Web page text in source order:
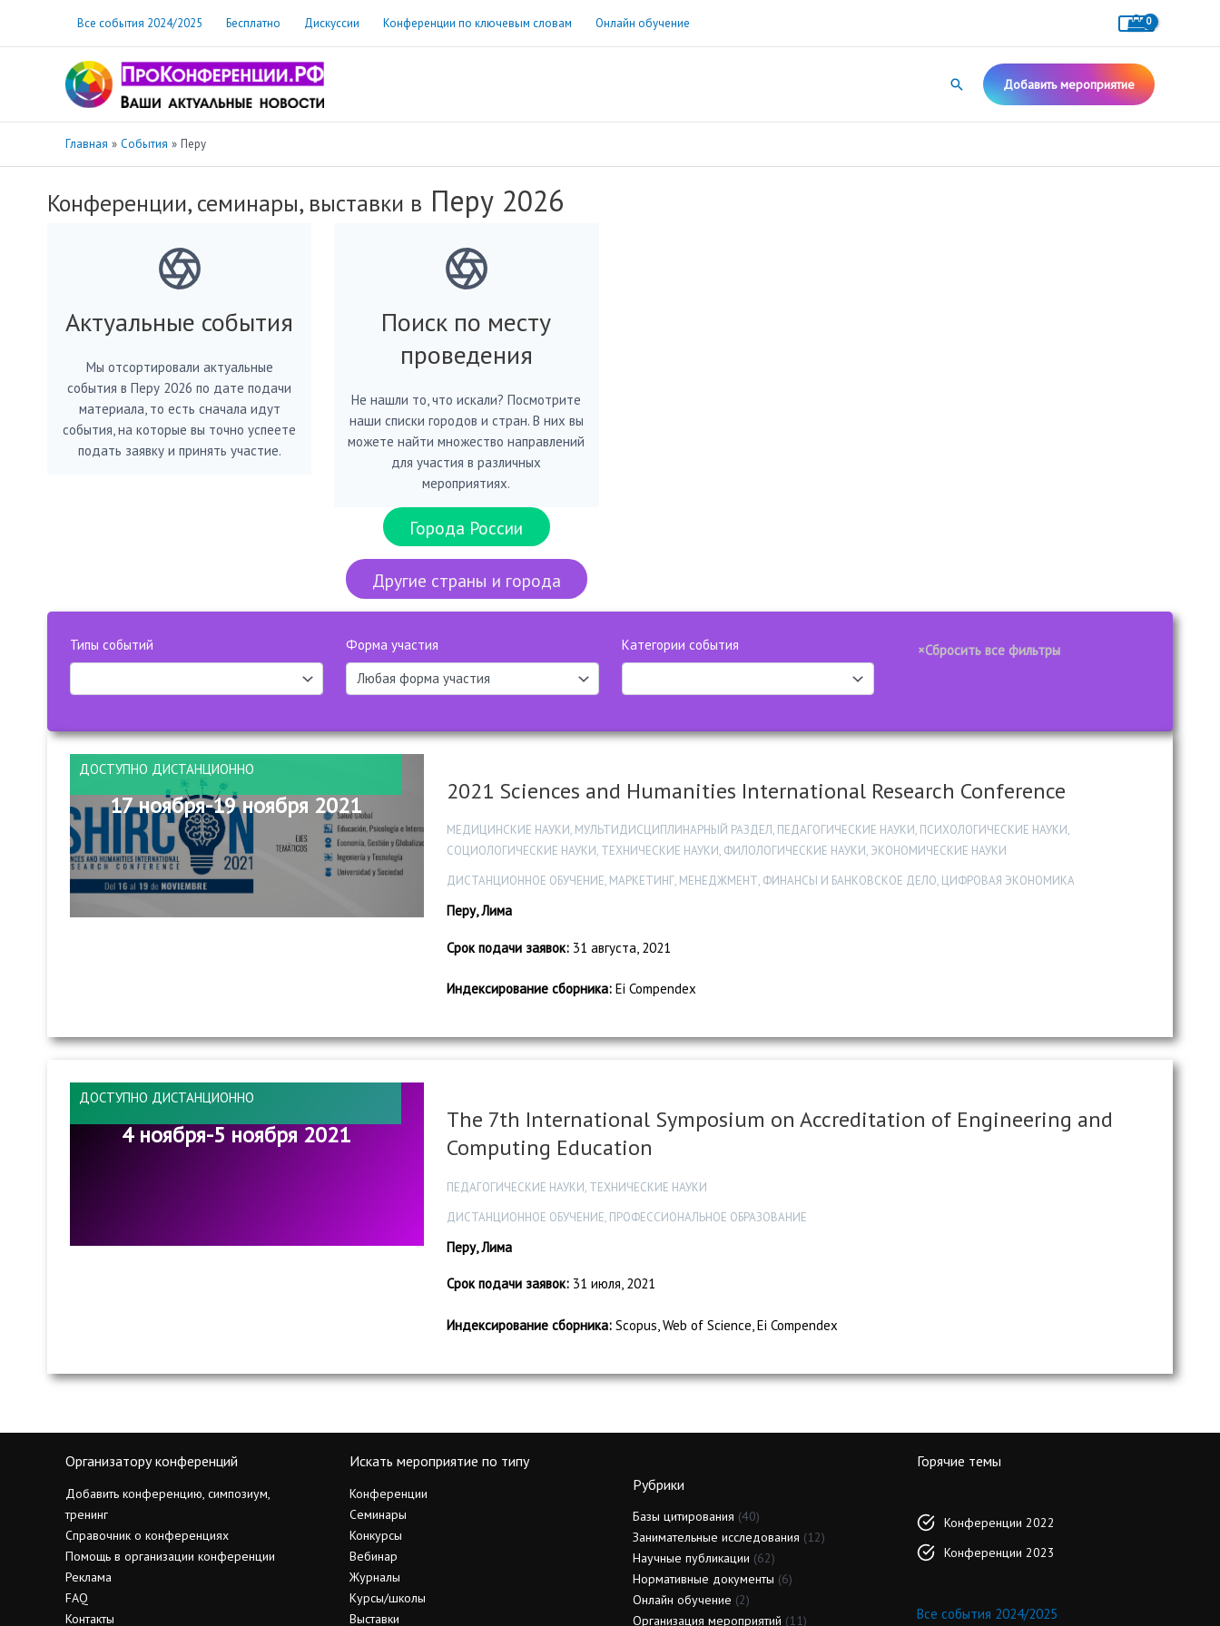
содержимому
Все события 2024/2025 Бесплатно Дискуссии Конференции по ключевым словам Онлайн обучение
Поиск Добавить мероприятие
Главная События Перу
Конференции, семинары, выставки в Перу 2026
Актуальные события
Мы отсортировали актуальные
события в Перу 2026 по дате подачи
материала, то есть сначала идут
события, на которые вы точно успеете
подать заявку и принять участие.
Поиск по месту
проведения
Не нашли то, что искали? Посмотрите
наши списки городов и стран. В них вы
можете найти множество направлений
для участия в различных
мероприятиях.
Города России
Другие страны и города
Типы событий Форма участия Категории события
ДОСТУПНО ДИСТАНЦИОННО
17 ноября-19 ноября 2021
2021 Sciences and Humanities International Research Conference
МЕДИЦИНСКИЕ НАУКИ, МУЛЬТИДИСЦИПЛИНАРНЫЙ РАЗДЕЛ, ПЕДАГОГИЧЕСКИЕ НАУКИ, ПСИХОЛОГИЧЕСКИЕ НАУКИ,
СОЦИОЛОГИЧЕСКИЕ НАУКИ, ТЕХНИЧЕСКИЕ НАУКИ, ФИЛОЛОГИЧЕСКИЕ НАУКИ, ЭКОНОМИЧЕСКИЕ НАУКИ
ДИСТАНЦИОННОЕ ОБУЧЕНИЕ, МАРКЕТИНГ, МЕНЕДЖМЕНТ, ФИНАНСЫ И БАНКОВСКОЕ ДЕЛО, ЦИФРОВАЯ ЭКОНОМИКА
Перу, Лима
Срок подачи заявок: 31 августа, 2021
Индексирование сборника: Ei Compendex
ДОСТУПНО ДИСТАНЦИОННО
4 ноября-5 ноября 2021
The 7th International Symposium on Accreditation of Engineering and
Computing Education
ПЕДАГОГИЧЕСКИЕ НАУКИ, ТЕХНИЧЕСКИЕ НАУКИ
ДИСТАНЦИОННОЕ ОБУЧЕНИЕ, ПРОФЕССИОНАЛЬНОЕ ОБРАЗОВАНИЕ
Перу, Лима
Срок подачи заявок: 31 июля, 2021
Индексирование сборника: Scopus, Web of Science, Ei Compendex
Организатору конференций
Добавить конференцию, симпозиум,
тренинг
Справочник о конференциях
Помощь в организации конференции
Реклама
FAQ
Контакты
Искать мероприятие по типу
Конференции
Семинары
Конкурсы
Вебинар
Журналы
Курсы/школы
Выставки
Рубрики
Базы цитирования (40)
Занимательные исследования (12)
Научные публикации (62)
Нормативные документы (6)
Онлайн обучение (2)
Организация мероприятий (11)
Горячие темы
Конференции 2022
Конференции 2023
Все события 2024/2025